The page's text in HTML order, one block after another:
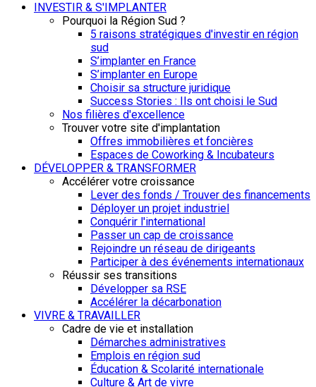
INVESTIR & S'IMPLANTER
Pourquoi la Région Sud ?
5 raisons stratégiques d'investir en région
sud
S’implanter en France
S’implanter en Europe
Choisir sa structure juridique
Success Stories : Ils ont choisi le Sud
Nos filières d'excellence
Trouver votre site d'implantation
Offres immobilières et foncières
Espaces de Coworking & Incubateurs
DÉVELOPPER & TRANSFORMER
Accélérer votre croissance
Lever des fonds / Trouver des financements
Déployer un projet industriel
Conquérir l'international
Passer un cap de croissance
Rejoindre un réseau de dirigeants
Participer à des événements internationaux
Réussir ses transitions
Développer sa RSE
Accélérer la décarbonation
VIVRE & TRAVAILLER
Cadre de vie et installation
Démarches administratives
Emplois en région sud
Éducation & Scolarité internationale
Culture & Art de vivre